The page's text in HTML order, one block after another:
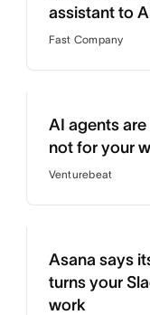
assistant to
Fast Company
AI agents
not for your
Venturebeat
Asana says
turns your
work